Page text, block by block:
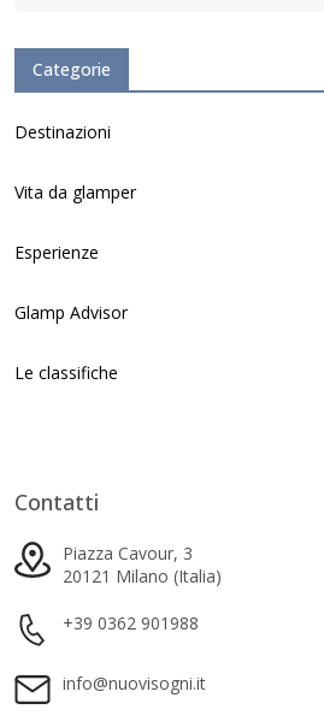
Categorie
Destinazioni
Vita da glamper
Esperienze
Glamp Advisor
Le classifiche
Contatti
Piazza Cavour, 3
20121 Milano (Italia)
+39 0362 901988
info@nuovisogni.it